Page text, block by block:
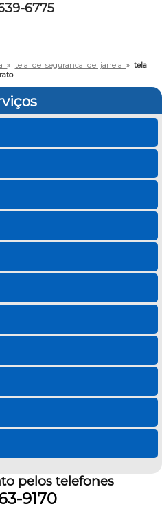
6775
» tela de segurança de janela » tela
pelos telefones
9170